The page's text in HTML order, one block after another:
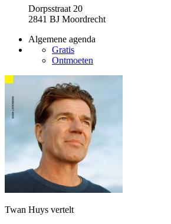
Dorpsstraat 20
2841 BJ Moordrecht
Algemene agenda
Gratis
Ontmoeten
Twan Huys vertelt